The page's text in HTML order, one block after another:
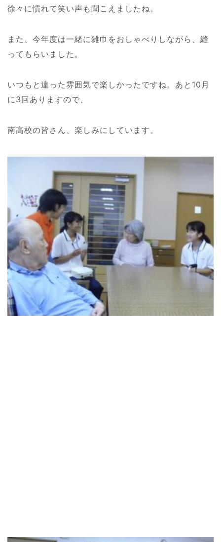
徐々に慣れて笑い声も聞こえましたね。
また、今年度は一緒に雑巾をおしゃべりしながら、縫
ってもらいました。
いつもと違った雰囲気で楽しかったですね。あと10月
に3回ありますので、
南高校の皆さん、楽しみにしています。